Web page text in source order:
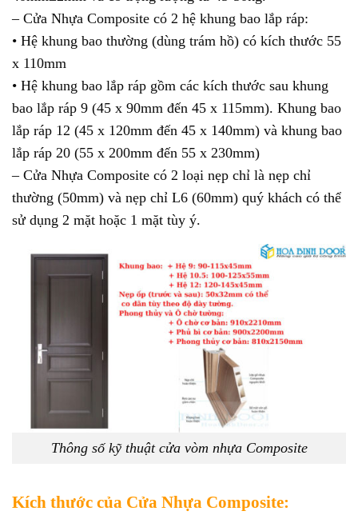
– Cửa Nhựa Composite có 2 hệ khung bao lắp ráp:
• Hệ khung bao thường (dùng trám hồ) có kích thước 55
x 110mm
• Hệ khung bao lắp ráp gồm các kích thước sau khung
bao lắp ráp 9 (45 x 90mm đến 45 x 115mm). Khung bao
lắp ráp 12 (45 x 120mm đến 45 x 140mm) và khung bao
lắp ráp 20 (55 x 200mm đến 55 x 230mm)
– Cửa Nhựa Composite có 2 loại nẹp chỉ là nẹp chỉ
thường (50mm) và nẹp chỉ L6 (60mm) quý khách có thể
sử dụng 2 mặt hoặc 1 mặt tùy ý.
Thông số kỹ thuật cửa vòm nhựa Composite
Kích thước của Cửa Nhựa Composite: